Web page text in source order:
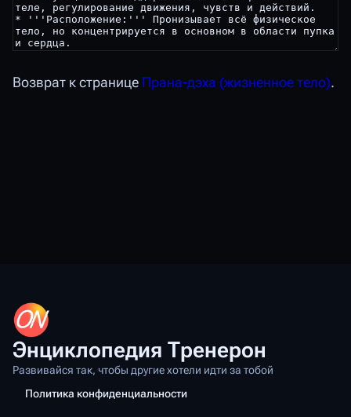
Возврат к странице Прана-дэха (жизненное тело).
Энциклопедия Тренерон
Развивайся так, чтобы другие хотели идти за тобой
Политика конфиденциальности